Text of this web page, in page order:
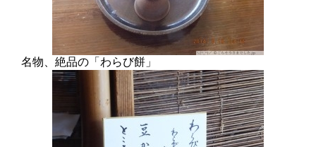
名物、絶品の「わらび餅」